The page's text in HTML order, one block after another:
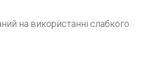
на використанні слабкого